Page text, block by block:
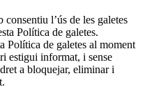
l’ús de les galetes
Política de galetes.
Política de galetes al moment
estigui informat, i sense
a bloquejar, eliminar i